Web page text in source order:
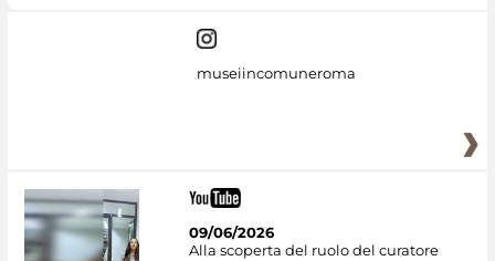
museiincomuneroma
09/06/2026
Alla scoperta del ruolo del curatore